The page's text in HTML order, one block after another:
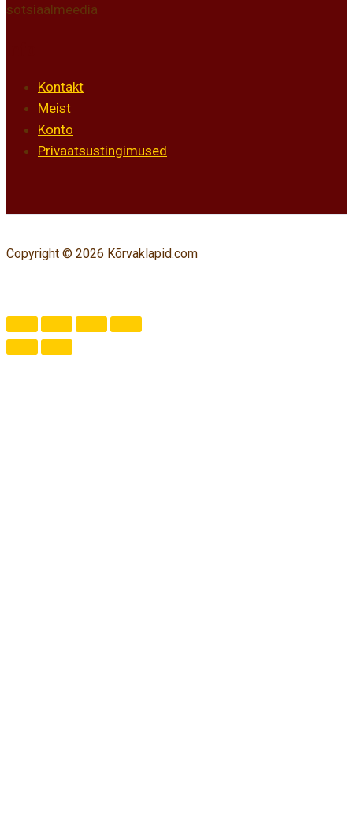
sotsiaalmeedia
Kontakt
Meist
Konto
Privaatsustingimused
Copyright © 2026 Kõrvaklapid.com